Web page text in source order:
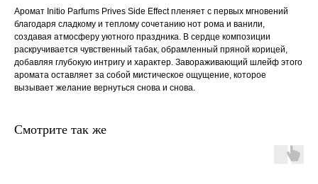
Аромат Initio Parfums Prives Side Effect пленяет с первых мгновений
благодаря сладкому и теплому сочетанию нот рома и ванили,
создавая атмосферу уютного праздника. В сердце композиции
раскручивается чувственный табак, обрамленный пряной корицей,
добавляя глубокую интригу и характер. Завораживающий шлейф этого
аромата оставляет за собой мистическое ощущение, которое
вызывает желание вернуться снова и снова.
Смотрите так же